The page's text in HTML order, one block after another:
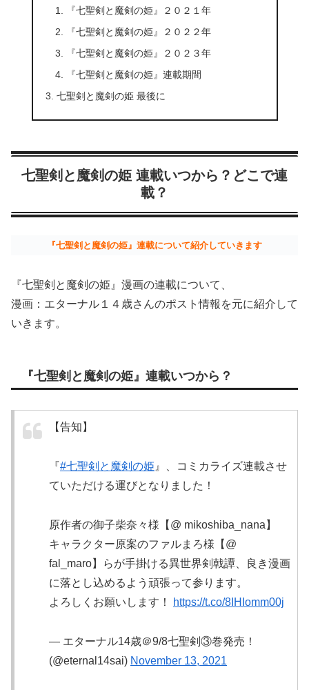
『七聖剣と魔剣の姫』２０２１年
『七聖剣と魔剣の姫』２０２２年
『七聖剣と魔剣の姫』２０２３年
『七聖剣と魔剣の姫』連載期間
七聖剣と魔剣の姫 最後に
七聖剣と魔剣の姫 連載いつから？どこで連
載？
『七聖剣と魔剣の姫』連載について紹介していきます
『七聖剣と魔剣の姫』漫画の連載について、
漫画：エターナル１４歳さんのポスト情報を元に紹介して
いきます。
『七聖剣と魔剣の姫』連載いつから？
【告知】
『#七聖剣と魔剣の姫 』、コミカライズ連載させ
ていただける運びとなりました！
原作者の御子柴奈々様【@ mikoshiba_nana】
キャラクター原案のファルまろ様【@
fal_maro】らが手掛ける異世界剣戟譚、良き漫画
に落とし込めるよう頑張って参ります。
よろしくお願いします！
https://t.co/8IHIomm00j
— エターナル14歳＠9/8七聖剣③巻発売！
(@eternal14sai) November 13, 2021